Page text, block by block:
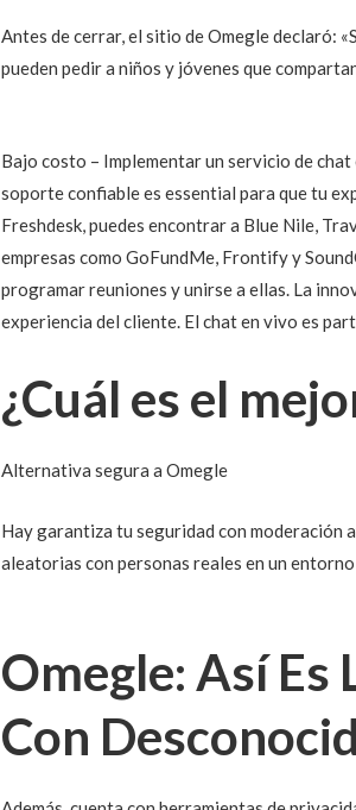
Antes de cerrar, el sitio de Omegle declaró:
pueden pedir a niños y jóvenes que
Bajo costo – Implementar un servicio de
soporte confiable es essential para que tu
Freshdesk, puedes encontrar a Blue Nile,
empresas como GoFundMe, Frontify y
programar reuniones y unirse a ellas. La
experiencia del cliente. El chat en vivo es
¿Cuál es el
Alternativa segura a Omegle
Hay garantiza tu seguridad con moderación
aleatorias con personas reales en un
Omegle: Así Es
Con